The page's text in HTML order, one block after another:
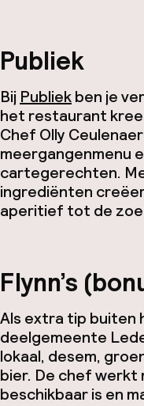
Publiek
Bij Publiekben je
het restaurant
Chef Olly
meergangenmenu
cartegerechten.
ingrediënten
aperitief tot de
Flynn’s
Als extra tip buiten
deelgemeente
lokaal, desem,
bier. De chef werkt
beschikbaar is en